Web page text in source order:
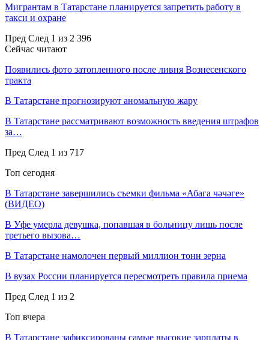
Мигрантам в Татарстане планируется запретить работу в
такси и охране
Пред След 1 из 2 396
Сейчас читают
Появились фото затопленного после ливня Вознесенского
тракта
В Татарстане прогнозируют аномальную жару
В Татарстане рассматривают возможность введения штрафов
за…
Пред След 1 из 717
Топ сегодня
В Татарстане завершились съемки фильма «Абага чәчәге»
(ВИДЕО)
В Уфе умерла девушка, попавшая в больницу лишь после
третьего вызова…
В Татарстане намолочен первый миллион тонн зерна
В вузах России планируется пересмотреть правила приема
Пред След 1 из 2
Топ вчера
В Татарстане зафиксированы самые высокие зарплаты в